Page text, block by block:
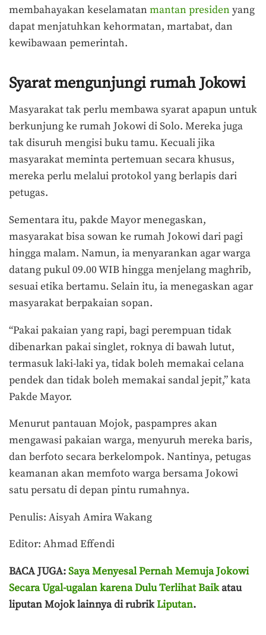
membahayakan keselamatan mantan presiden yang
dapat menjatuhkan kehormatan, martabat, dan
kewibawaan pemerintah.
Syarat mengunjungi rumah Jokowi
Masyarakat tak perlu membawa syarat apapun untuk
berkunjung ke rumah Jokowi di Solo. Mereka juga
tak disuruh mengisi buku tamu. Kecuali jika
masyarakat meminta pertemuan secara khusus,
mereka perlu melalui protokol yang berlapis dari
petugas.
Sementara itu, pakde Mayor menegaskan,
masyarakat bisa sowan ke rumah Jokowi dari pagi
hingga malam. Namun, ia menyarankan agar warga
datang pukul 09.00 WIB hingga menjelang maghrib,
sesuai etika bertamu. Selain itu, ia menegaskan agar
masyarakat berpakaian sopan.
“Pakai pakaian yang rapi, bagi perempuan tidak
dibenarkan pakai singlet, roknya di bawah lutut,
termasuk laki-laki ya, tidak boleh memakai celana
pendek dan tidak boleh memakai sandal jepit,” kata
Pakde Mayor.
Menurut pantauan Mojok, paspampres akan
mengawasi pakaian warga, menyuruh mereka baris,
dan berfoto secara berkelompok. Nantinya, petugas
keamanan akan memfoto warga bersama Jokowi
satu persatu di depan pintu rumahnya.
Penulis: Aisyah Amira Wakang
Editor: Ahmad Effendi
BACA JUGA:Saya Menyesal Pernah Memuja Jokowi
Secara Ugal-ugalan karena Dulu Terlihat Baikatau
liputan Mojok lainnya di rubrikLiputan.